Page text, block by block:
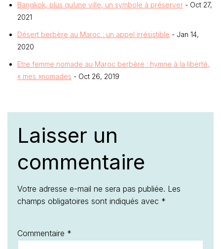
Bangkok, plus qu’une ville, un symbole à préserver - Oct 27,
2021
Désert berbère au Maroc : un appel irrésistible - Jan 14,
2020
Etre femme nomade au Maroc berbère : hymne à la liberté,
« mes »nomades - Oct 26, 2019
Laisser un
commentaire
Votre adresse e-mail ne sera pas publiée. Les
champs obligatoires sont indiqués avec *
Commentaire *